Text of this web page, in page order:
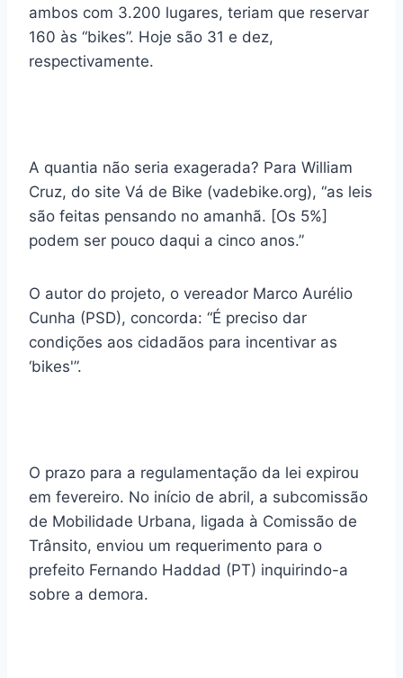
ambos com 3.200 lugares, teriam que reservar
160 às “bikes”. Hoje são 31 e dez,
respectivamente.
A quantia não seria exagerada? Para William
Cruz, do site Vá de Bike (vadebike.org), “as leis
são feitas pensando no amanhã. [Os 5%]
podem ser pouco daqui a cinco anos.”
O autor do projeto, o vereador Marco Aurélio
Cunha (PSD), concorda: “É preciso dar
condições aos cidadãos para incentivar as
‘bikes'”.
O prazo para a regulamentação da lei expirou
em fevereiro. No início de abril, a subcomissão
de Mobilidade Urbana, ligada à Comissão de
Trânsito, enviou um requerimento para o
prefeito Fernando Haddad (PT) inquirindo-a
sobre a demora.